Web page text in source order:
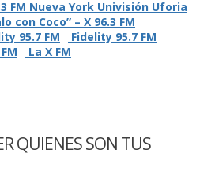
con Coco” – X 96.3 FM
Fidelity 95.7 FM
La X FM
QUIENES SON TUS